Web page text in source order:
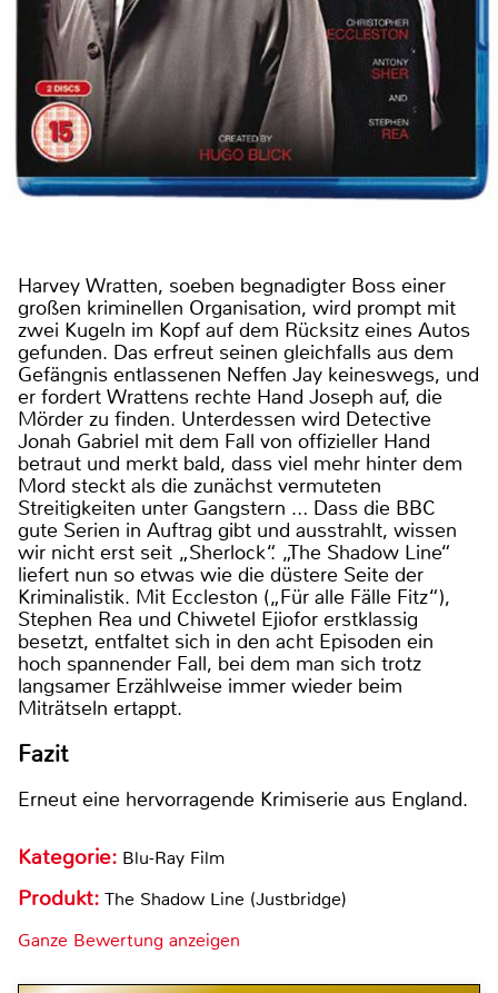
Harvey Wratten, soeben begnadigter Boss einer
großen kriminellen Organisation, wird prompt mit
zwei Kugeln im Kopf auf dem Rücksitz eines Autos
gefunden. Das erfreut seinen gleichfalls aus dem
Gefängnis entlassenen Neffen Jay keineswegs, und
er fordert Wrattens rechte Hand Joseph auf, die
Mörder zu finden. Unterdessen wird Detective
Jonah Gabriel mit dem Fall von offizieller Hand
betraut und merkt bald, dass viel mehr hinter dem
Mord steckt als die zunächst vermuteten
Streitigkeiten unter Gangstern … Dass die BBC
gute Serien in Auftrag gibt und ausstrahlt, wissen
wir nicht erst seit „Sherlock“. „The Shadow Line“
liefert nun so etwas wie die düstere Seite der
Kriminalistik. Mit Eccleston („Für alle Fälle Fitz“),
Stephen Rea und Chiwetel Ejiofor erstklassig
besetzt, entfaltet sich in den acht Episoden ein
hoch spannender Fall, bei dem man sich trotz
langsamer Erzählweise immer wieder beim
Miträtseln ertappt.
Fazit
Erneut eine hervorragende Krimiserie aus England.
Kategorie: Blu-Ray Film
Produkt: The Shadow Line (Justbridge)
Ganze Bewertung anzeigen